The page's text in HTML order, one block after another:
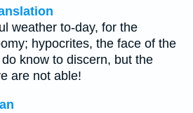
weather to-day, for the
hypocrites, the face of the
know to discern, but the
are not able!